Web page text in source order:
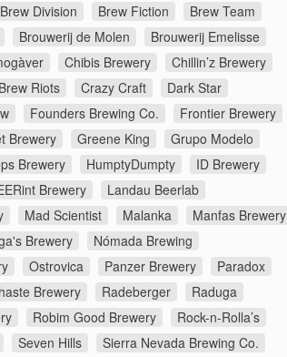
Brew Division Brew Fiction
Brew Team
Brouwerij de Molen
Brouwerij Emelisse
Chibis Brewery
Chillin’z Brewery
Riots Crazy Craft
Dark Star
Founders Brewing Co.
Frontier Brewery
Brewery Greene King
Grupo Modelo
Brewery HumptyDumpty
ID Brewery
Brewery
Landau Beerlab
Mad Scientist Malanka
Manfas Brewery
Brewery
Nómada Brewing
Ostrovica Panzer Brewery
Paradox
Brewery Radeberger
Raduga
Robim Good Brewery
Rock-n-Rolla’s
Seven Hills
Sierra Nevada Brewing Co.